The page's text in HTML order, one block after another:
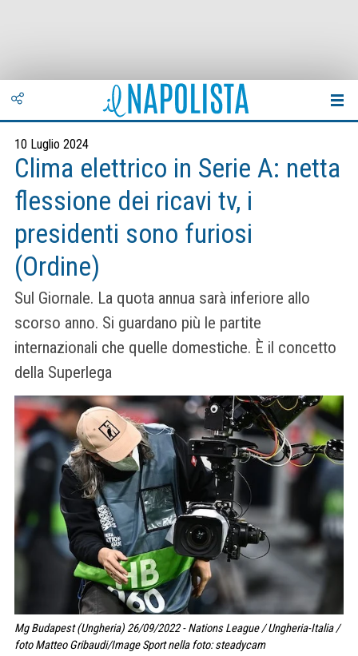
10 Luglio 2024
Clima elettrico in Serie A: netta
flessione dei ricavi tv, i
presidenti sono furiosi
(Ordine)
Sul Giornale. La quota annua sarà inferiore allo
scorso anno. Si guardano più le partite
internazionali che quelle domestiche. È il concetto
della Superlega
Mg Budapest (Ungheria) 26/09/2022 - Nations League / Ungheria-Italia /
foto Matteo Gribaudi/Image Sport nella foto: steadycam